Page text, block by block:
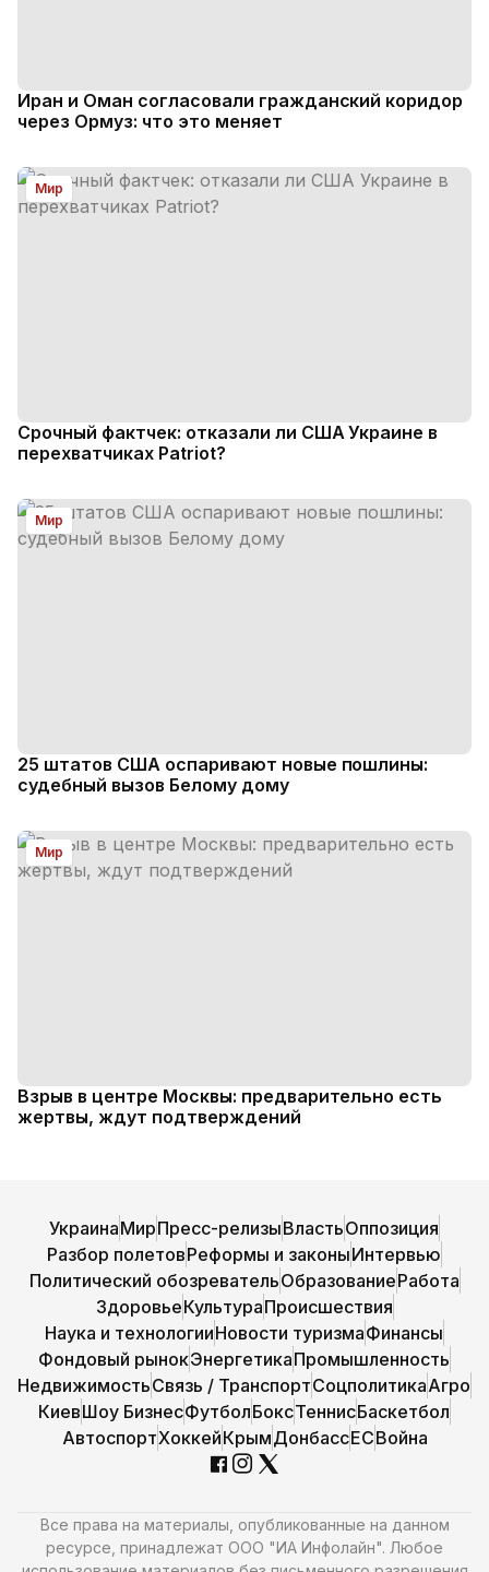
Иран и Оман согласовали гражданский коридор
через Ормуз: что это меняет
Мир
Срочный фактчек: отказали ли США Украине в
перехватчиках Patriot?
Мир
25 штатов США оспаривают новые пошлины:
судебный вызов Белому дому
Мир
Взрыв в центре Москвы: предварительно есть
жертвы, ждут подтверждений
УкраинаМирПресс-релизыВластьОппозиция
Разбор полетовРеформы и законыИнтервью
Политический обозревательОбразованиеРабота
ЗдоровьеКультураПроисшествия
Наука и технологииНовости туризмаФинансы
Фондовый рынокЭнергетикаПромышленность
НедвижимостьСвязь / ТранспортСоцполитикаАгро
КиевШоу БизнесФутболБоксТеннисБаскетбол
АвтоспортХоккейКрымДонбассЕСВойна
Все права на материалы, опубликованные на данном
ресурсе, принадлежат ООО "ИА Инфолайн". Любое